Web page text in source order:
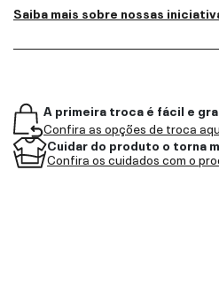
Saiba mais sobre nossas
A primeira troca é fácil e
Confira as opções de troca
Cuidar do produto o torna
Confira os cuidados com o